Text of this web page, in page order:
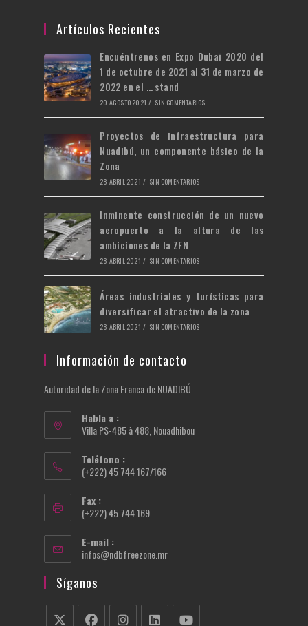
pestaña
pestaña
nueva
pestaña
Artículos Recientes
Encuéntrenos en Expo Dubai 2020 del
1 de octubre de 2021 al 31 de marzo de
2022 en el … stand
20 AGOSTO 2021 / SIN COMENTARIOS
Proyectos de infraestructura para
Nuadibú, un componente básico de la
Zona
28 ABRIL 2021 / SIN COMENTARIOS
Inminente construcción de un nuevo
aeropuerto a la altura de las
ambiciones de la ZFN
28 ABRIL 2021 / SIN COMENTARIOS
Áreas industriales y turísticas para
diversificar el atractivo de la zona
28 ABRIL 2021 / SIN COMENTARIOS
Información de contacto
Autoridad de la Zona Franca de NUADIBÚ
Habla a :
Villa PS-485 à 488, Nouadhibou
Teléfono :
(+222) 45 744 167/166
Fax :
(+222) 45 744 169
E-mail :
infos@ndbfreezone.mrSe
aplicación
Síganos